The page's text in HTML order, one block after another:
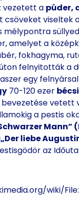
vezetett a púder,
csöveket viseltek
mélypontra
amelyet a
fokhagyma,
felnyitották a
egy
70-120 ezer
vetett
a pestis
Mann”
„Der liebe
az
wiki/